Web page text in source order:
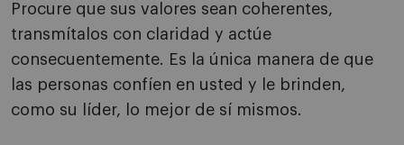
Procure que sus valores sean coherentes,
transmítalos con claridad y actúe
consecuentemente. Es la única manera de que
las personas confíen en usted y le brinden,
como su líder, lo mejor de sí mismos.